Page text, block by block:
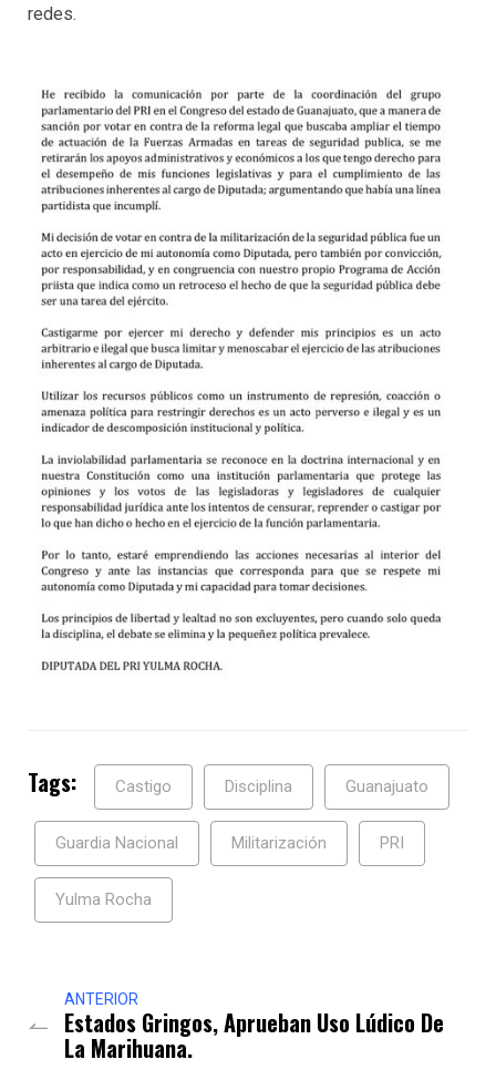
redes.
Tags: Castigo Disciplina Guanajuato
Guardia Nacional Militarización PRI
Yulma Rocha
ANTERIOR
Estados Gringos, Aprueban Uso Lúdico De
La Marihuana.